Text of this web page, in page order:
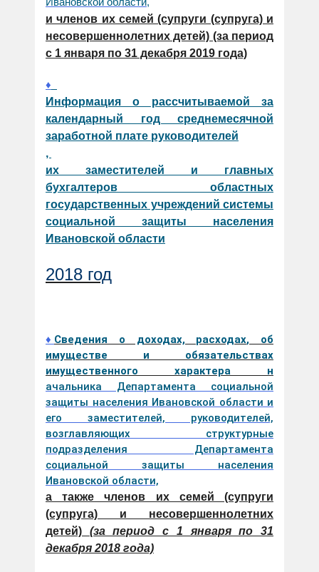
и членов их семей (супруги (супруга) и
несовершеннолетних детей) (за период
с 1 января по 31 декабря 2019 года)
♦
Информация о рассчитываемой за
календарный год среднемесячной
заработной плате руководителей
,
их заместителей и главных
бухгалтеров областных
государственных учреждений системы
социальной защиты населения
Ивановской области
2018 год
♦ Сведения о доходах, расходах, об
имуществе и обязательствах
имущественного характера н
ачальника Департамента социальной
защиты населения Ивановской области и
его заместителей, руководителей,
возглавляющих структурные
подразделения Департамента
социальной защиты населения
Ивановской области,
а также членов их семей (супруги
(супруга) и несовершеннолетних
детей)
(за период с 1 января по 31
декабря 2018 года)